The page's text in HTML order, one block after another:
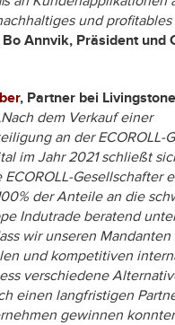
und profitables
Bo Annvik, Präsident und
, Partner bei
dem Verkauf einer
an der ECOROLL-
im Jahr 2021 schließt
Gesellschafter
der Anteile an die
Indutrade beratend
wir unseren
und kompetitiven
verschiedene
einen langfristigen
gewinnen